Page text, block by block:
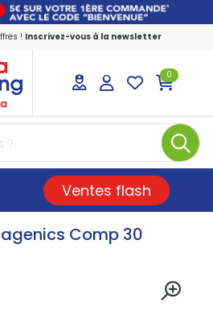
! Inscrivez-vous à la newsletter
Votre pharmacie en
0
Ventes flash
Comp 30